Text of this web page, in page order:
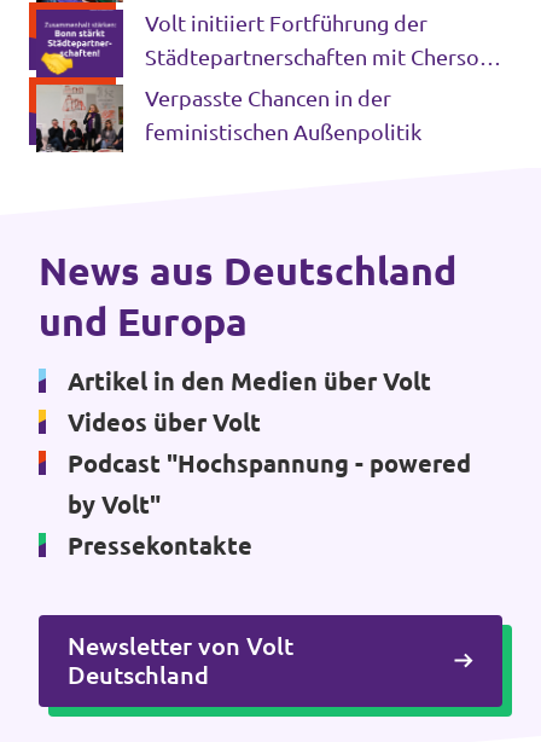
Volt Deutschland Merchandise Shop
Unsere Events
Deine Spende für Volt
Werde Mitglied von Volt
Volt Bonn Newsletter
Intranet von Volt Bonn
Impressum
Volt initiiert Fortführung der
Städtepartnerschaften mit Cherson
und Potsdam
Verpasste Chancen in der
feministischen Außenpolitik
News aus Deutschland
und Europa
Artikel in den Medien über Volt
Videos über Volt
Podcast "Hochspannung - powered
by Volt"
Pressekontakte
Newsletter von Volt
Deutschland